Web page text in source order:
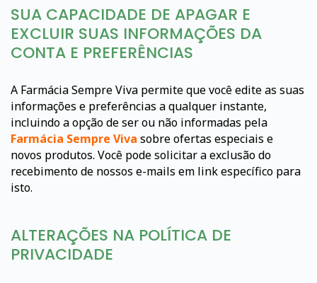
SUA CAPACIDADE DE APAGAR E
EXCLUIR SUAS INFORMAÇÕES DA
CONTA E PREFERÊNCIAS
A Farmácia Sempre Viva permite que você edite as suas
informações e preferências a qualquer instante,
incluindo a opção de ser ou não informadas pela
Farmácia Sempre Viva sobre ofertas especiais e
novos produtos. Você pode solicitar a exclusão do
recebimento de nossos e-mails em link específico para
isto.
ALTERAÇÕES NA POLÍTICA DE
PRIVACIDADE